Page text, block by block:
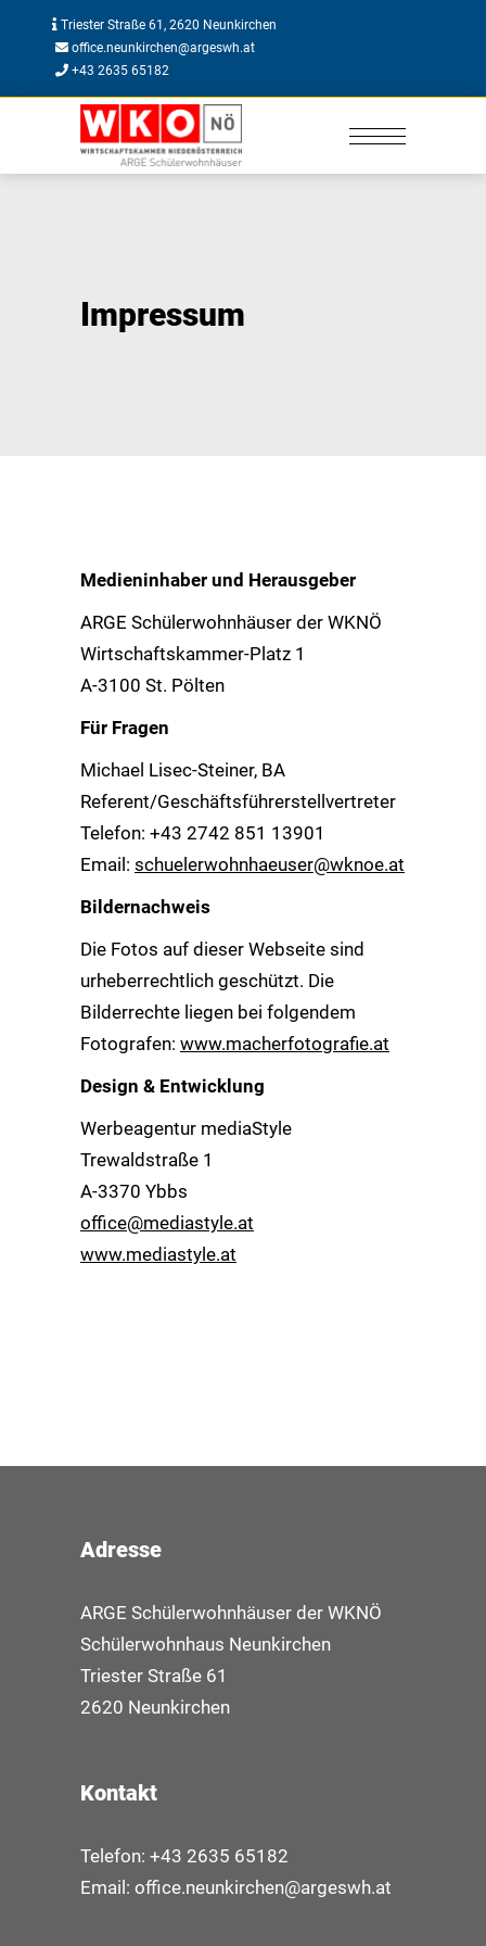
Triester Straße 61, 2620 Neunkirchen
office.neunkirchen@argeswh.at
+43 2635 65182
Impressum
Medieninhaber und Herausgeber
ARGE Schülerwohnhäuser der WKNÖ
Wirtschaftskammer-Platz 1
A-3100 St. Pölten
Für Fragen
Michael Lisec-Steiner, BA
Referent/Geschäftsführerstellvertreter
Telefon: +43 2742 851 13901
Email: schuelerwohnhaeuser@wknoe.at
Bildernachweis
Die Fotos auf dieser Webseite sind
urheberrechtlich geschützt. Die
Bilderrechte liegen bei folgendem
Fotografen: www.macherfotografie.at
Design & Entwicklung
Werbeagentur mediaStyle
Trewaldstraße 1
A-3370 Ybbs
office@mediastyle.at
www.mediastyle.at
Adresse
ARGE Schülerwohnhäuser der WKNÖ
Schülerwohnhaus Neunkirchen
Triester Straße 61
2620 Neunkirchen
Kontakt
Telefon: +43 2635 65182
Email: office.neunkirchen@argeswh.at